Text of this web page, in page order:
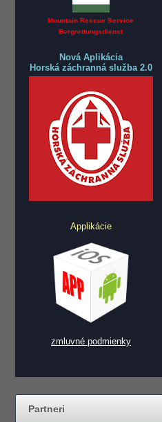
Mountain Rescue Service
Bergrettungsdienst
Nová Aplikácia
Horská záchranná služba 2.0
Applikácie
zmluvné podmienky
Partneri